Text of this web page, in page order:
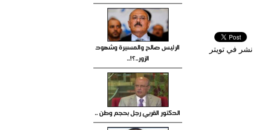
نشر في تويتر
الرئيس صالح والمسيرة وشهود
الزور..؟!..
الدكتور القربي رجل بحجم وطن ..